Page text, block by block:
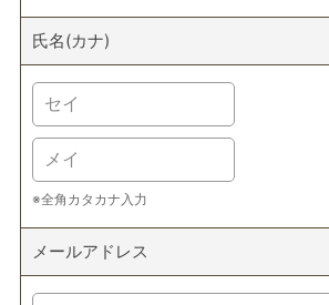
氏名(カナ)
※全角カタカナ入力
メールアドレス